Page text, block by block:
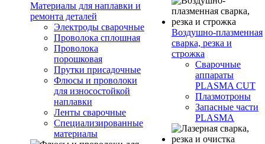
Материалы для наплавки и
ремонта деталей
Электроды сварочные
Проволока сплошная
Проволока
порошковая
Прутки присадочные
Флюсы и проволоки
для износостойкой
наплавки
Ленты сварочные
Специализированные
материалы
Воздушно-плазменная
сварка, резка и
строжка
Сварочные
аппараты
PLASMA CUT
Плазмотроны
Запасные части
PLASMA